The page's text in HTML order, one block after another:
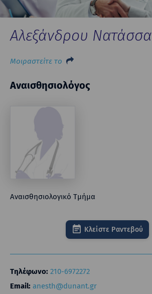
Αλεξάνδρου Νατάσσα
Μοιραστείτε το
Αναισθησιολόγος
Αναισθησιολογικό Τμήμα
Κλείστε Ραντεβού
Τηλέφωνο: 210-6972272
Email: anesth@dunant.gr